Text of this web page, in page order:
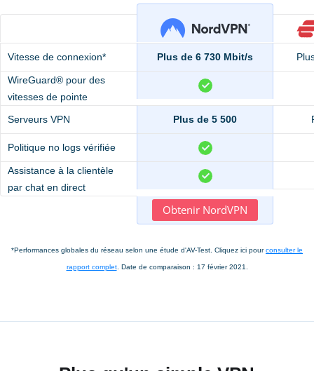
Vitesse de connexion* Plus de 6 730 Mbit/s
WireGuard® pour des
vitesses de pointe
Serveurs VPN Plus de 5 500
Politique no logs vérifiée
Assistance à la clientèle
par chat en direct
Obtenir NordVPN
*Performances globales du réseau selon une étude d'AV-Test. Cliquez ici pourconsulter le
rapport complet. Date de comparaison : 17 février 2021.